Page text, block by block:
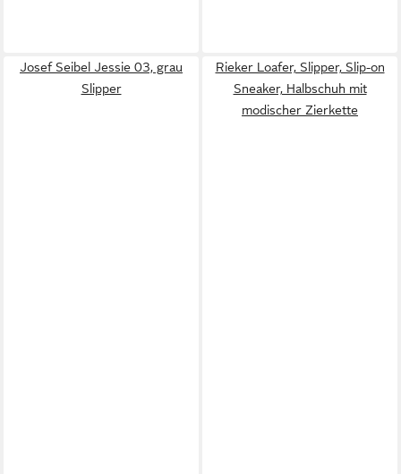
Josef Seibel Jessie 03, grau
Slipper
Rieker Loafer, Slipper, Slip-on
Sneaker, Halbschuh mit
modischer Zierkette